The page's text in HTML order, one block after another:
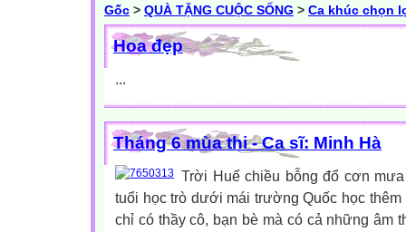
Gốc > QUÀ TẶNG CUỘC SỐNG > Ca khúc chọn
Hoa đẹp
...
Tháng 6 mùa thi - Ca sĩ: Minh Hà
Trời Huế chiều bỗng đổ cơn
tuổi học trò dưới mái trường Quốc học
chỉ có thầy cô, bạn bè mà có cả những âm